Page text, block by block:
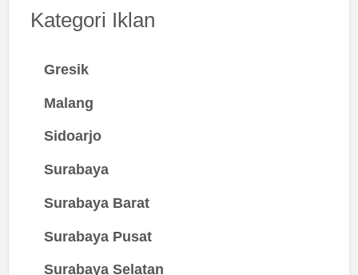
Kategori Iklan
Gresik
Malang
Sidoarjo
Surabaya
Surabaya Barat
Surabaya Pusat
Surabaya Selatan